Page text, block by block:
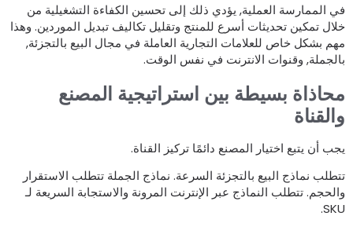
الممارسة العملية, يؤدي ذلك إلى تحسين الكفاءة التشغيلية من
تمكين تحديثات أسرع للمنتج وتقليل تكاليف تبديل الموردين. وهذا
بشكل خاص للعلامات التجارية العاملة في مجال البيع بالتجزئة,
وقنوات الانترنت في نفس الوقت.
بسيطة بين استراتيجية المصنع
أن يتبع اختيار المصنع دائمًا تركيز القناة.
نماذج البيع بالتجزئة السرعة. نماذج الجملة تتطلب الاستقرار
تتطلب النماذج عبر الإنترنت المرونة والاستجابة السريعة لـ